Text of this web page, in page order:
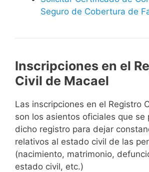
Seguro de Cobertura de
Inscripciones en el
Civil de Macael
Las inscripciones en el Registro
son los asientos oficiales que se
dicho registro para dejar
relativos al estado civil de las
(nacimiento, matrimonio,
estado civil, etc.)